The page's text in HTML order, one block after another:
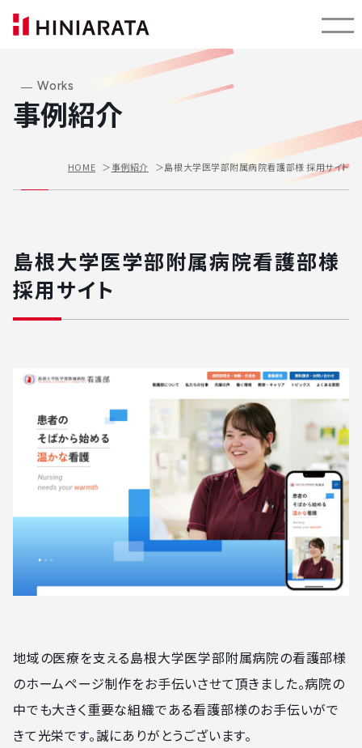
Works
事例紹介
HOME 事例紹介 島根大学医学部附属病院看護部様 採用サイト
島根大学医学部附属病院看護部様
採用サイト
地域の医療を支える島根大学医学部附属病院の看護部様
のホームページ制作をお手伝いさせて頂きました。病院の
中でも大きく重要な組織である看護部様のお手伝いがで
きて光栄です。誠にありがとうございます。